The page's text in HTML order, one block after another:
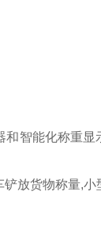
智能化称重
放货物称量,